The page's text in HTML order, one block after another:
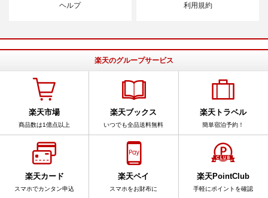
ヘルプ 利用規約
楽天のグループサービス
楽天市場
商品数は1億点以上
楽天ブックス
いつでも全品送料無料
楽天トラベル
簡単宿泊予約！
楽天カード
スマホでカンタン申込
楽天ペイ
スマホをお財布に
楽天PointClub
手軽にポイントを確認